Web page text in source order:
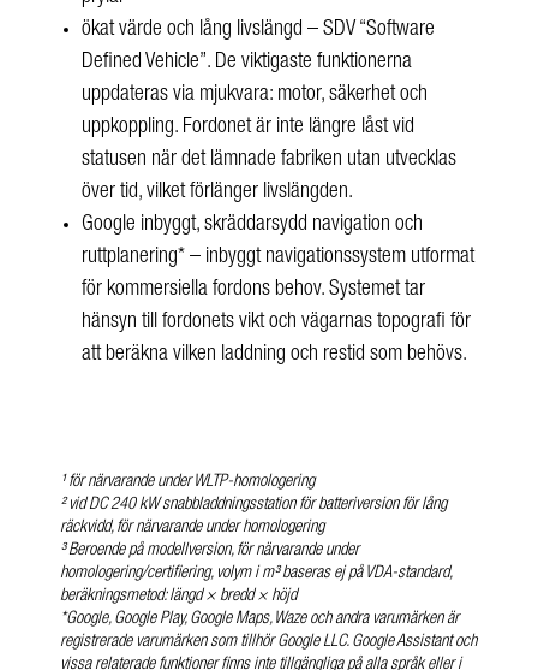
ökat värde och lång livslängd – SDV “Software
Defined Vehicle”. De viktigaste funktionerna
uppdateras via mjukvara: motor, säkerhet och
uppkoppling. Fordonet är inte längre låst vid
statusen när det lämnade fabriken utan utvecklas
över tid, vilket förlänger livslängden.
Google inbyggt, skräddarsydd navigation och
ruttplanering* – inbyggt navigationssystem utformat
för kommersiella fordons behov. Systemet tar
hänsyn till fordonets vikt och vägarnas topografi för
att beräkna vilken laddning och restid som behövs.
¹ för närvarande under WLTP-homologering
² vid DC 240 kW snabbladdningsstation för batteriversion för lång
räckvidd, för närvarande under homologering
³ Beroende på modellversion, för närvarande under
homologering/certifiering, volym i m³ baseras ej på VDA-standard,
beräkningsmetod: längd × bredd × höjd
*Google, Google Play, Google Maps, Waze och andra varumärken är
registrerade varumärken som tillhör Google LLC. Google Assistant och
vissa relaterade funktioner finns inte tillgängliga på alla språk eller i